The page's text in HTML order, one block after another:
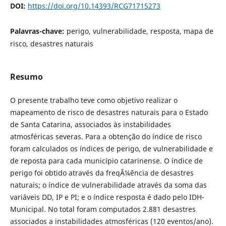
DOI: https://doi.org/10.14393/RCG71715273
Palavras-chave: perigo, vulnerabilidade, resposta, mapa de
risco, desastres naturais
Resumo
O presente trabalho teve como objetivo realizar o
mapeamento de risco de desastres naturais para o Estado
de Santa Catarina, associados às instabilidades
atmosféricas severas. Para a obtenção do índice de risco
foram calculados os índices de perigo, de vulnerabilidade e
de reposta para cada município catarinense. O índice de
perigo foi obtido através da freqÃ¼ência de desastres
naturais; o índice de vulnerabilidade através da soma das
variáveis DD, IP e PI; e o índice resposta é dado pelo IDH-
Municipal. No total foram computados 2.881 desastres
associados a instabilidades atmosféricas (120 eventos/ano).